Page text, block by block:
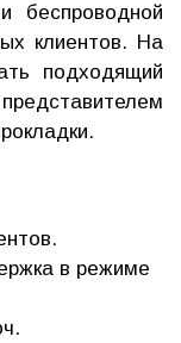
беспроводной
клиентов. На
подходящий
в режиме